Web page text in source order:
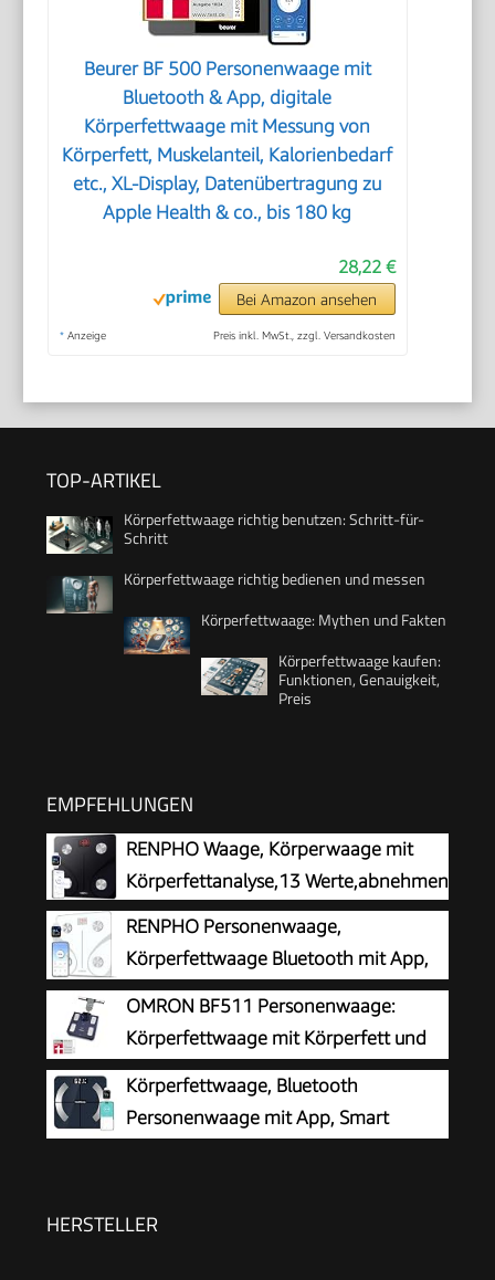
Beurer BF 500 Personenwaage mit
Bluetooth & App, digitale
Körperfettwaage mit Messung von
Körperfett, Muskelanteil, Kalorienbedarf
etc., XL-Display, Datenübertragung zu
Apple Health & co., bis 180 kg
28,22 €
Bei Amazon ansehen
* Anzeige Preis inkl. MwSt., zzgl. Versandkosten
TOP-ARTIKEL
Körperfettwaage richtig benutzen: Schritt-für-
Schritt
Körperfettwaage richtig bedienen und messen
Körperfettwaage: Mythen und Fakten
Körperfettwaage kaufen:
Funktionen, Genauigkeit,
Preis
EMPFEHLUNGEN
RENPHO Waage, Körperwaage mit
Körperfettanalyse,13 Werte,abnehmen
RENPHO Personenwaage,
Körperfettwaage Bluetooth mit App,
Weiß
OMRON BF511 Personenwaage:
Körperfettwaage mit Körperfett und
Muskelmasse
Körperfettwaage, Bluetooth
Personenwaage mit App, Smart
Skelettmuskel, Knochengewicht, BMR, Schwarz
HERSTELLER